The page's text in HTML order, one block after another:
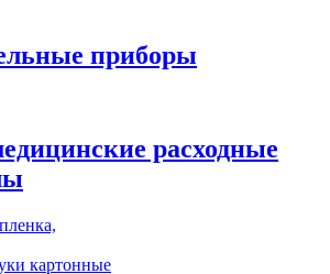
приборы
расходные
картонные